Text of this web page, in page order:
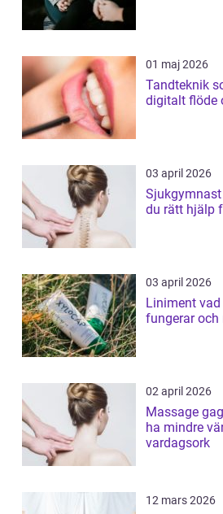
01 maj 2026
Tandteknik
digitalt flöde
03 april 2026
Sjukgymnast i
du rätt hjälp
03 april 2026
Liniment
fungerar och
02 april 2026
Massage gagnef för dig
ha mindre
vardagsork
12 mars 2026